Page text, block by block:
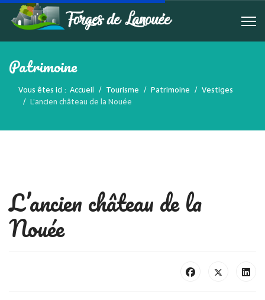
Patrimoine
Vous êtes ici : Accueil Tourisme Patrimoine
Vestiges
L’ancien château de la Nouée
L’ancien château de la
Nouée